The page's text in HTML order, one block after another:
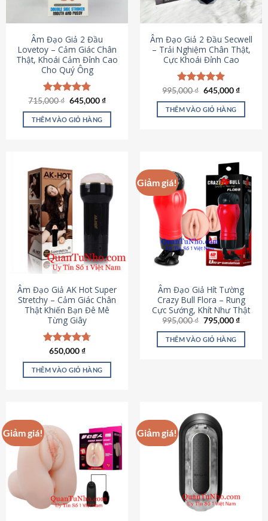
Âm Đạo Giả 2 Đầu
Lovetoy – Cảm Giác Chân
Thật, Khoái Cảm Đỉnh Cao
Cho Quý Ông
Được xếp
hạng4.79
5 sao
715,000₫ Giá
là:
715,000 ₫.
645,000₫Giá
tại
THÊM VÀO GIỎ HÀNG
Âm Đạo Giả 2 Đầu Secwell
– Trải Nghiệm Chân Thật,
Cực Khoái Đỉnh Cao
Được xếp
hạng4.88
5 sao
995,000₫ Giá
là:
995,000 ₫.
645,000₫Giá
tại
THÊM VÀO GIỎ HÀNG
Âm Đạo Giả AK Hot Super
Stretchy – Cảm Giác Chân
Thật Khiến Bạn Đê Mê
Từng Giây
Được xếp
hạng4.75
5 sao
650,000₫
THÊM VÀO GIỎ HÀNG
Giảm giá!
Âm Đạo Giả Hít Tường
Crazy Bull Flora – Rung
Cực Sướng, Khít Như Thật
995,000₫ Giá
là:
995,000 ₫.
795,000₫Giá
tại
THÊM VÀO GIỎ HÀNG
Giảm giá! Giảm giá!